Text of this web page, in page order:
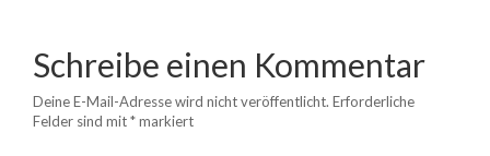
Schreibe einen Kommentar
Deine E-Mail-Adresse wird nicht veröffentlicht. Erforderliche
Felder sind mit*markiert